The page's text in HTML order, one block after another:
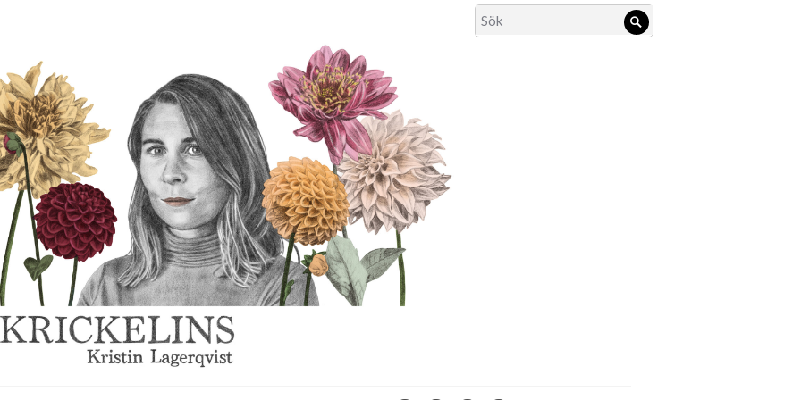
Search
Sök